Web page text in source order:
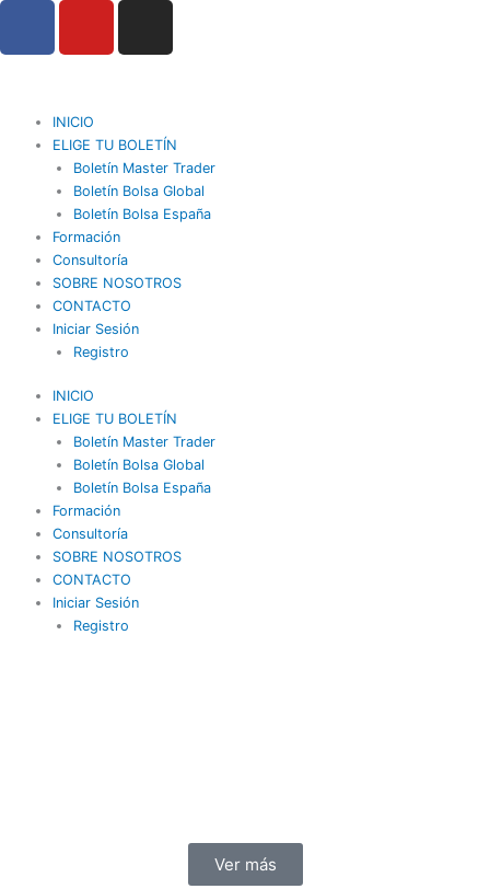
contenido
b
o
u
b
e
g
r
a
m
INICIO
ELIGE TU BOLETÍN
Boletín Master Trader
Boletín Bolsa Global
Boletín Bolsa España
Formación
Consultoría
SOBRE NOSOTROS
CONTACTO
Iniciar Sesión
Registro
INICIO
ELIGE TU BOLETÍN
Boletín Master Trader
Boletín Bolsa Global
Boletín Bolsa España
Formación
Consultoría
SOBRE NOSOTROS
CONTACTO
Iniciar Sesión
Registro
Ver más